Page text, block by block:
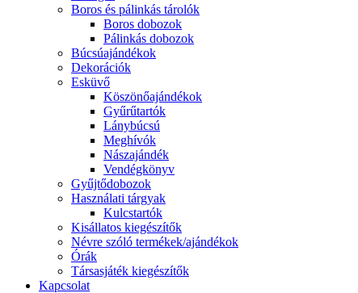
Boros és pálinkás tárolók
Boros dobozok
Pálinkás dobozok
Búcsúajándékok
Dekorációk
Esküvő
Köszönőajándékok
Gyűrűtartók
Lánybúcsú
Meghívók
Nászajándék
Vendégkönyv
Gyűjtődobozok
Használati tárgyak
Kulcstartók
Kisállatos kiegészítők
Névre szóló termékek/ajándékok
Órák
Társasjáték kiegészítők
Kapcsolat